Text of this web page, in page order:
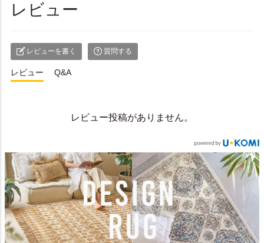
レビュー
レビューを書く 質問する
レビュー Q&A
レビュー投稿がありません。